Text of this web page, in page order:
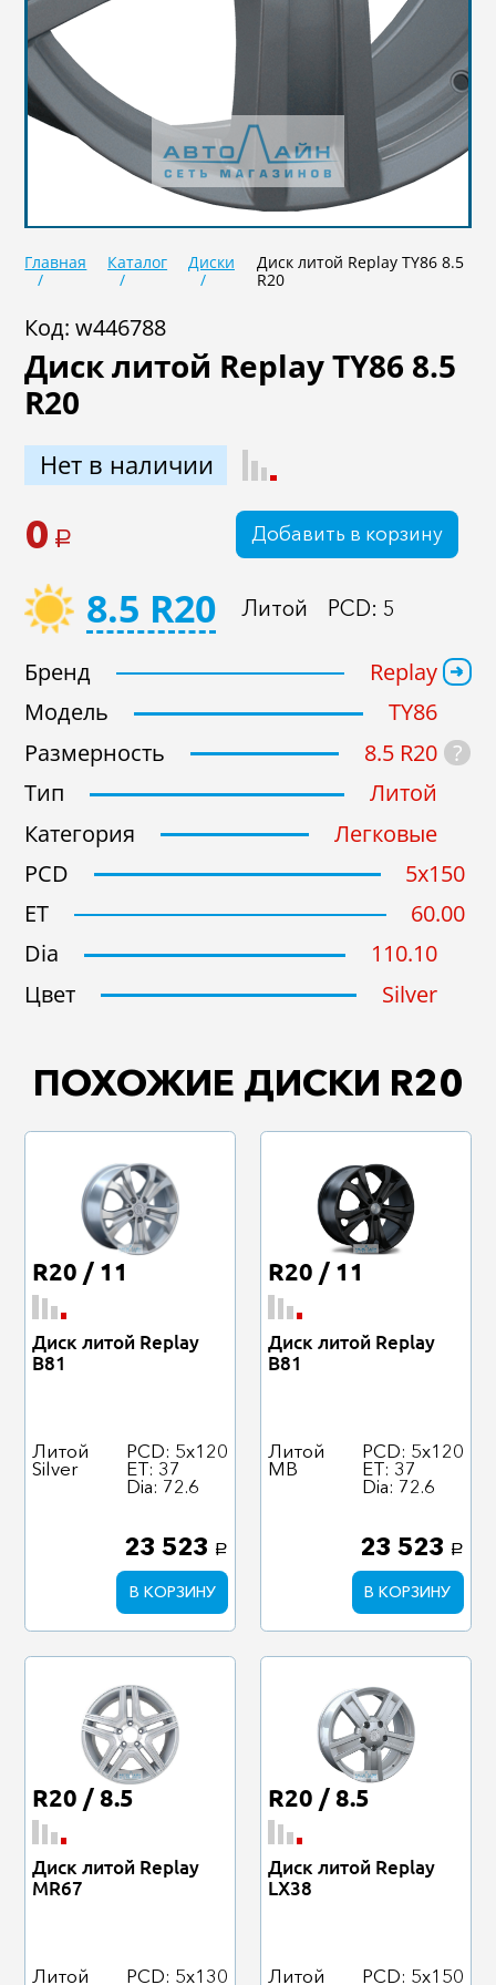
Не задан
ET
Не задан
В наличии Под заказ
Сброс
Главная Каталог Диски
Диск литой Replay TY86 8.5
R20
Код: w446788
Диск литой Replay TY86 8.5
R20
Нет в наличии
0 a Добавить в корзину
8.5 R20 Литой PCD: 5
Бренд
Replay
Модель
TY86
Размерность
8.5 R20 ?
Тип
Литой
Категория
Легковые
PCD
5x150
ET
60.00
Dia
110.10
Цвет
Silver
ПОХОЖИЕ ДИСКИ R20
R20 / 11
Диск литой Replay
B81
Литой
Silver
PCD: 5x120
ET: 37
Dia: 72.6
23 523 a
В КОРЗИНУ
R20 / 11
Диск литой Replay
B81
Литой
MB
PCD: 5x120
ET: 37
Dia: 72.6
23 523 a
В КОРЗИНУ
R20 / 8.5
Диск литой Replay
MR67
Литой
PCD: 5x130
R20 / 8.5
Диск литой Replay
LX38
Литой
PCD: 5x150